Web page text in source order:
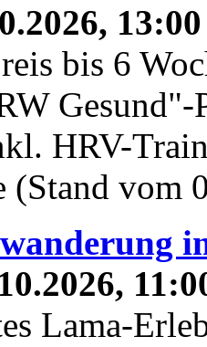
bis 6
HRV-
(Stand vom
Lama-